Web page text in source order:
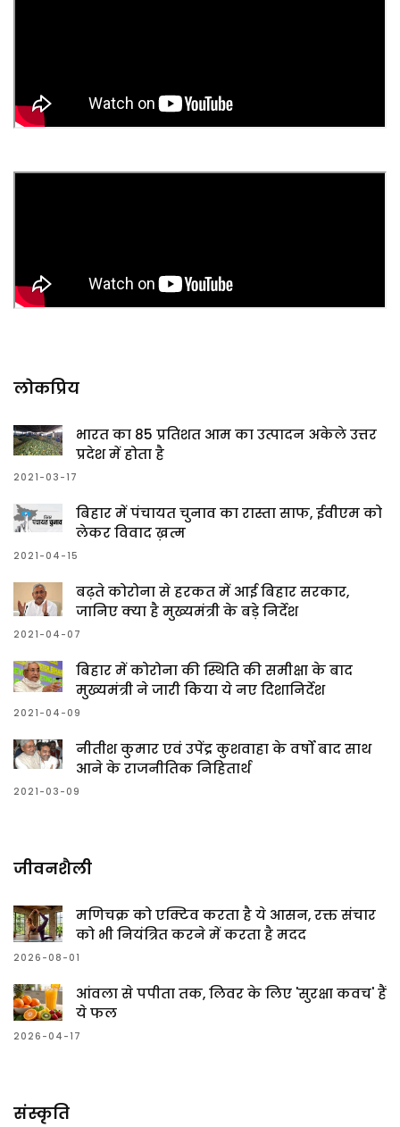
लोकप्रिय
भारत का 85 प्रतिशत आम का उत्पादन अकेले उत्तर
प्रदेश में होता है
2021-03-17
बिहार में पंचायत चुनाव का रास्ता साफ, ईवीएम को
लेकर विवाद ख़त्म
2021-04-15
बढ़ते कोरोना से हरकत में आई बिहार सरकार,
जानिए क्या है मुख्यमंत्री के बड़े निर्देश
2021-04-07
बिहार में कोरोना की स्थिति की समीक्षा के बाद
मुख्यमंत्री ने जारी किया ये नए दिशानिर्देश
2021-04-09
नीतीश कुमार एवं उपेंद्र कुशवाहा के वर्षो बाद साथ
आने के राजनीतिक निहितार्थ
2021-03-09
जीवनशैली
मणिचक्र को एक्टिव करता है ये आसन, रक्त संचार
को भी नियंत्रित करने में करता है मदद
2026-08-01
आंवला से पपीता तक, लिवर के लिए 'सुरक्षा कवच' हैं
ये फल
2026-04-17
संस्कृति